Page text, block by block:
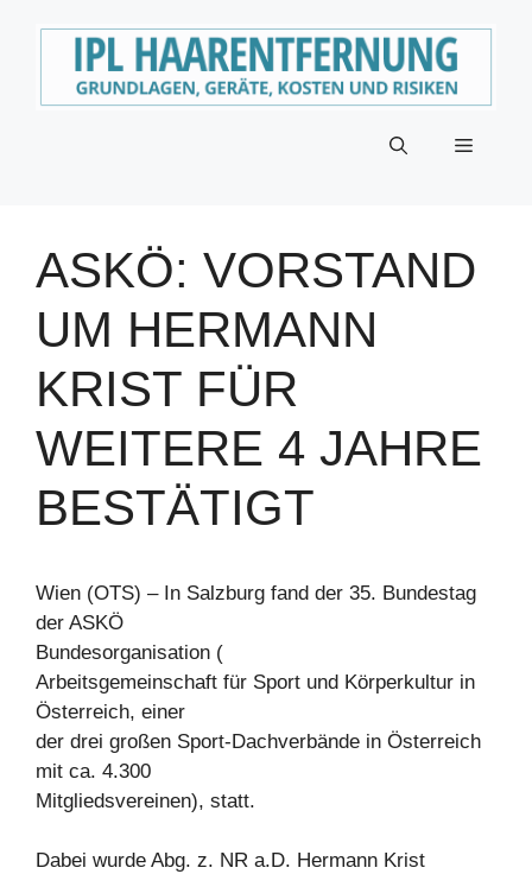
Menü
ASKÖ: VORSTAND
UM HERMANN
KRIST FÜR
WEITERE 4 JAHRE
BESTÄTIGT
Wien (OTS) – In Salzburg fand der 35. Bundestag
der ASKÖ
Bundesorganisation (
Arbeitsgemeinschaft für Sport und Körperkultur in
Österreich, einer
der drei großen Sport-Dachverbände in Österreich
mit ca. 4.300
Mitgliedsvereinen), statt.
Dabei wurde Abg. z. NR a.D. Hermann Krist